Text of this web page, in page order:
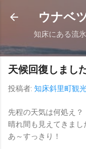
スキップ
ウナベ
知床にある流
天候回復しまし
投稿者: 知床斜里町観
先程の天気は何処え？
晴れ間も見えてきまし
あ～すっきり！